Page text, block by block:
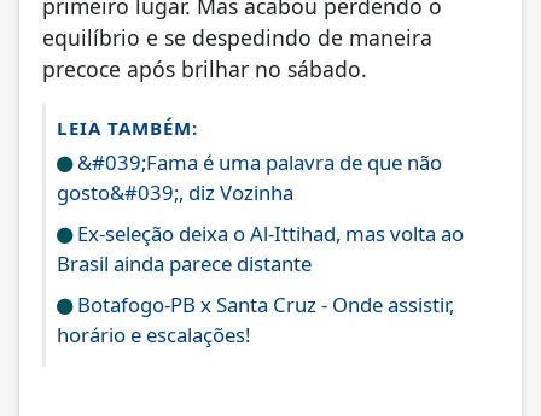
primeiro lugar. Mas acabou perdendo o
equilíbrio e se despedindo de maneira
precoce após brilhar no sábado.
LEIA TAMBÉM:
&#039;Fama é uma palavra de que não
gosto&#039;, diz Vozinha
Ex-seleção deixa o Al-Ittihad, mas volta ao
Brasil ainda parece distante
Botafogo-PB x Santa Cruz - Onde assistir,
horário e escalações!